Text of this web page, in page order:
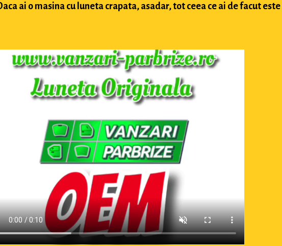
ai o masina cu luneta crapata, asadar, tot ceea ce ai de facut este